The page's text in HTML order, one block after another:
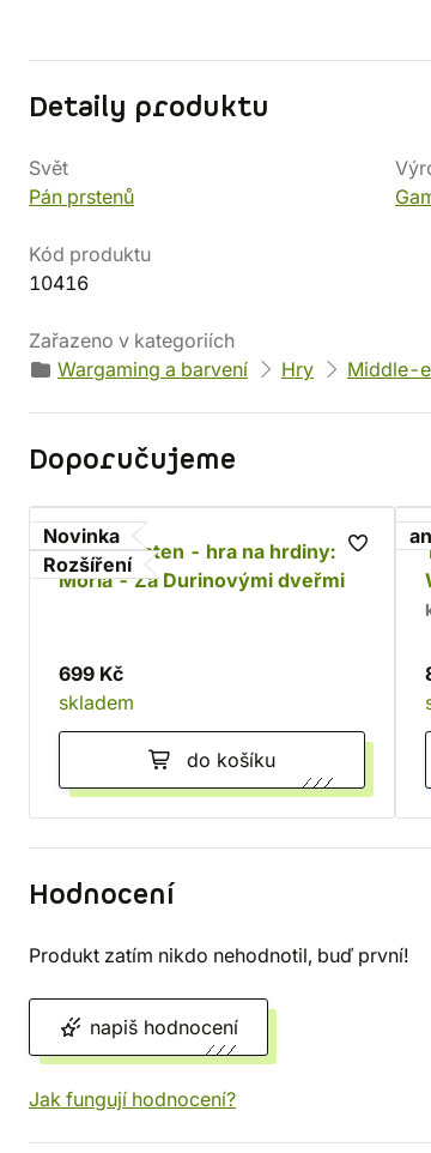
Detaily produktu
Svět
Pán prstenů
Kód produktu
10416
Zařazeno v kategoriích
Wargaming a barvení
Hry Middle-
Doporučujeme
Novinka
Rozšíření
Jeden prsten - hra na hrdiny:
Moria - Za Durinovými dveřmi
699 Kč
skladem
do košíku
Hodnocení
Produkt zatím nikdo nehodnotil, buď první!
napiš hodnocení
Jak fungují hodnocení?